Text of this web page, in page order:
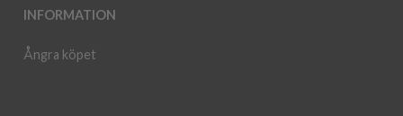
INFORMATION
Ångra köpet